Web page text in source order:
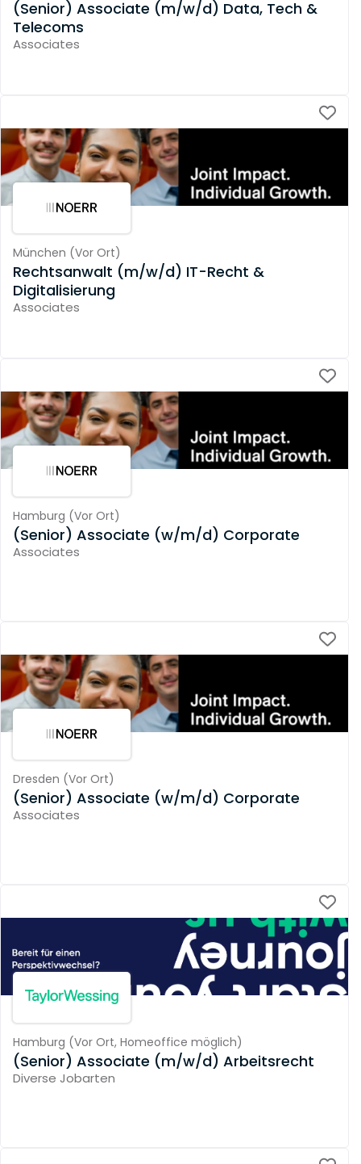
(Senior) Associate (m/w/d) Data, Tech &
Telecoms
Associates
München (Vor Ort)
Rechtsanwalt (m/w/d) IT-Recht &
Digitalisierung
Associates
Hamburg (Vor Ort)
(Senior) Associate (w/m/d) Corporate
Associates
Dresden (Vor Ort)
(Senior) Associate (w/m/d) Corporate
Associates
Hamburg (Vor Ort, Homeoffice möglich)
(Senior) Associate (m/w/d) Arbeitsrecht
Diverse Jobarten